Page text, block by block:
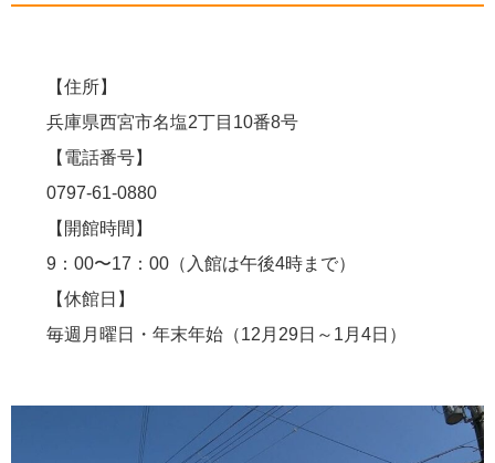
【住所】
兵庫県西宮市名塩2丁目10番8号
【電話番号】
0797-61-0880
【開館時間】
9：00〜17：00（入館は午後4時まで）
【休館日】
毎週月曜日・年末年始（12月29日～1月4日）